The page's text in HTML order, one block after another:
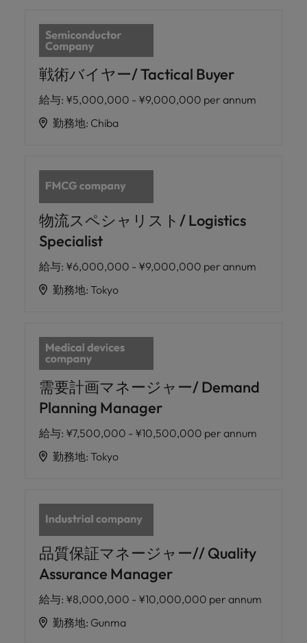
戦術バイヤー/ Tactical Buyer
給与: ¥5,000,000 - ¥9,000,000 per annum
勤務地: Chiba
物流スペシャリスト/ Logistics
Specialist
給与: ¥6,000,000 - ¥9,000,000 per annum
勤務地: Tokyo
需要計画マネージャー/ Demand
Planning Manager
給与: ¥7,500,000 - ¥10,500,000 per annum
勤務地: Tokyo
品質保証マネージャー// Quality
Assurance Manager
給与: ¥8,000,000 - ¥10,000,000 per annum
勤務地: Gunma